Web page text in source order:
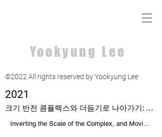
Yookyung Lee
©2022 All rights reserved by Yookyung Lee
2021
크기 반전 콤플렉스와 더듬기로 나아가기: <Something Traceable: 더듬어 볼 수 있을 법한 것들> 을 위한 서문, 황재민
Inverting the Scale of the Complex, and Moving Forward by Tracing - Forward for the "Something Traceable: 더듬어 볼 수 있을 법한 것들" _ Jaemin Hwang